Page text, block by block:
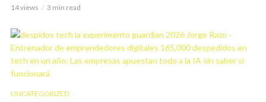
14 views 3 min read
UNCATEGORIZED